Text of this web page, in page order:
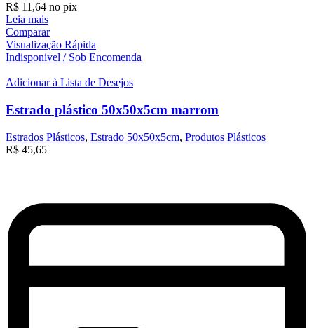
R$ 11,64 no pix
Leia mais
Comparar
Visualização Rápida
Indisponivel / Sob Encomenda
Adicionar à Lista de Desejos
Estrado plástico 50x50x5cm marrom
Estrados Plásticos, Estrado 50x50x5cm, Produtos Plásticos
R$ 45,65